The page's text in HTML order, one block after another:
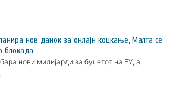
нов данок за онлајн коцкање, Малта се
блокада
нови милијарди за буџетот на ЕУ, а